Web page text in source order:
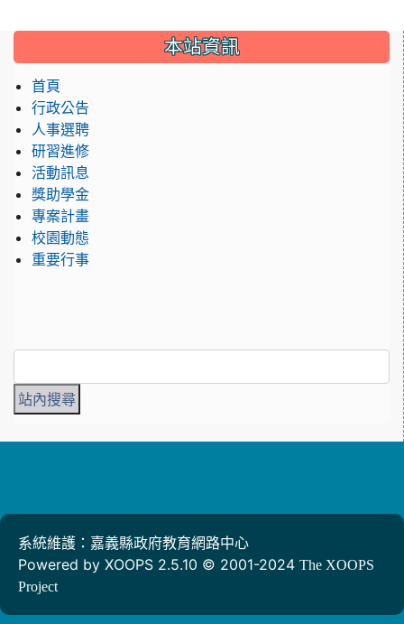
::: 本站資訊
首頁
行政公告
人事選聘
研習進修
活動訊息
獎助學金
專案計畫
校園動態
重要行事
系統維護：嘉義縣政府教育網路中心
Powered by XOOPS 2.5.10 © 2001-2024 The XOOPS
Project